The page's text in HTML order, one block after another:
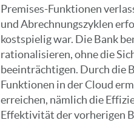
Premises-Funktionen
und Abrechnungszyklen
kostspielig war. Die Bank
rationalisieren, ohne die
beeinträchtigen. Durch die
Funktionen in der Cloud
erreichen, nämlich die
Effektivität der vorherigen